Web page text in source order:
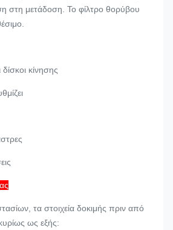
στη μετάδοση. Το φίλτρο θορύβου
κίνησης
τα στοιχεία δοκιμής πριν από
ως εξής: